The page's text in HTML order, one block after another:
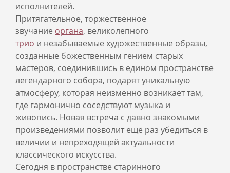
исполнителей.
Притягательное, торжественное
звучание органа, великолепного
трио и незабываемые художественные образы,
созданные божественным гением старых
мастеров, соединившись в едином пространстве
легендарного собора, подарят уникальную
атмосферу, которая неизменно возникает там,
где гармонично соседствуют музыка и
живопись. Новая встреча с давно знакомыми
произведениями позволит ещё раз убедиться в
величии и непреходящей актуальности
классического искусства.
Сегодня в пространстве старинного